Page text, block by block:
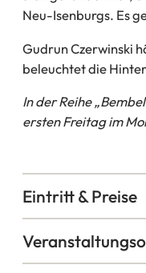
Neu-Isenburgs. Es
Gudrun Czerwinski
beleuchtet die
In der Reihe
ersten Freitag im
Eintritt & Preise